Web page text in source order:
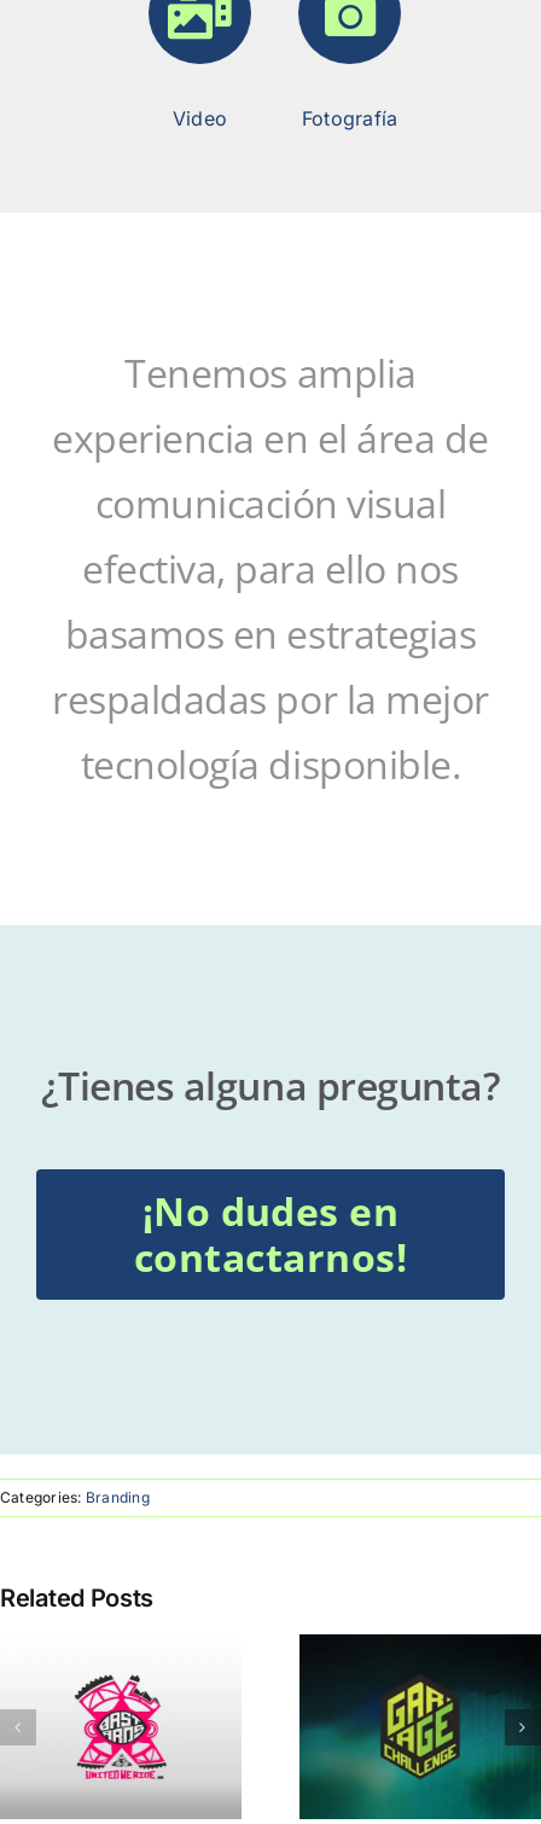
Video Fotografía
Tenemos amplia
experiencia en el área de
comunicación visual
efectiva, para ello nos
basamos en estrategias
respaldadas por la mejor
tecnología disponible.
¿Tienes alguna pregunta?
¡No dudes en
contactarnos!
Categories: Branding
Related Posts